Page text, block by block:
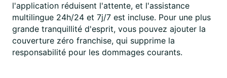
l'application réduisent l'attente, et l'assistance
multilingue 24h/24 et 7j/7 est incluse. Pour une plus
grande tranquillité d'esprit, vous pouvez ajouter la
couverture zéro franchise, qui supprime la
responsabilité pour les dommages courants.